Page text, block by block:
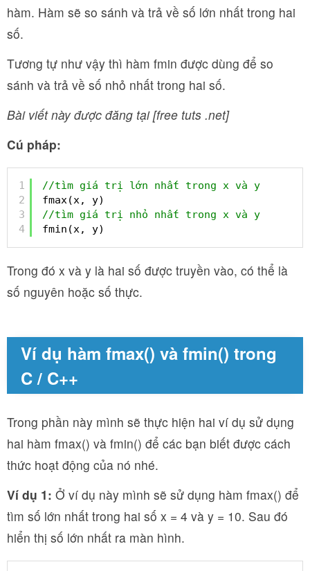
hàm. Hàm sẽ so sánh và trả về số lớn nhất trong hai
số.
Tương tự như vậy thì hàm fmin được dùng để so
sánh và trả về số nhỏ nhất trong hai số.
Bài viết này được đăng tại [free tuts .net]
Cú pháp:
1
2
3
4
//tìm giá trị lớn nhất trong x và y
fmax(x, y)
//tìm giá trị nhỏ nhất trong x và y
fmin(x, y)
Trong đó x và y là hai số được truyền vào, có thể là
số nguyên hoặc số thực.
Ví dụ hàm fmax() và fmin() trong
C / C++
Trong phần này mình sẽ thực hiện hai ví dụ sử dụng
hai hàm fmax() và fmin() để các bạn biết được cách
thức hoạt động của nó nhé.
Ví dụ 1: Ở ví dụ này mình sẽ sử dụng hàm fmax() để
tìm số lớn nhất trong hai số x = 4 và y = 10. Sau đó
hiển thị số lớn nhất ra màn hình.